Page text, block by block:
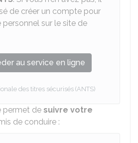
de créer un compte pour
personnel sur le site de
au service en ligne
des titres sécurisés (ANTS)
permet de suivre votre
de conduire :